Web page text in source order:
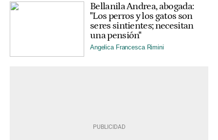
Bellanila Andrea, abogada:
"Los perros y los gatos son
seres sintientes; necesitan
una pensión"
Angelica Francesca Rimini